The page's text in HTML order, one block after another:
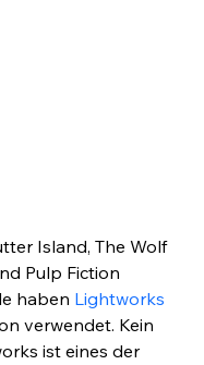
Island, The Wolf
Pulp Fiction
haben Lightworks
verwendet. Kein
ist eines der